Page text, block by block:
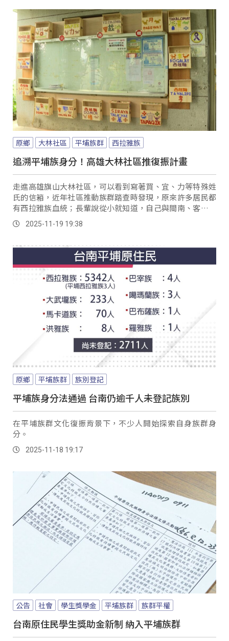
原鄉 大林社區 平埔族群 西拉雅族
追溯平埔族身分！高雄大林社區推復振計畫
走進高雄旗山大林社區，可以看到寫著買、宜、力等特殊姓
氏的信箱，近年社區推動族群踏查時發現，原來許多居民都
有西拉雅族血統；長輩說從小就知道，自己與閩南、客家不
同，但對身分來源近年才有更多了解。
2025-11-19 19:38
原鄉 平埔族群 族別登記
平埔族身分法通過 台南仍逾千人未登記族別
在平埔族群文化復振背景下，不少人開始探索自身族群身
分。
2025-11-18 19:17
公告 社會 學生獎學金 平埔族群 族群平權
台南原住民學生獎助金新制 納入平埔族群